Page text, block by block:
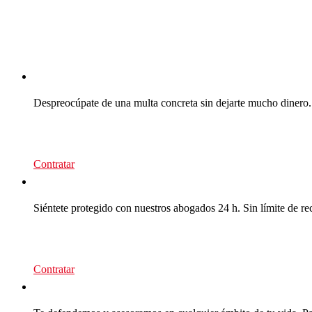
Despreocúpate de una multa concreta sin dejarte mucho dinero.
Contratar
Siéntete protegido con nuestros abogados 24 h. Sin límite de
Contratar